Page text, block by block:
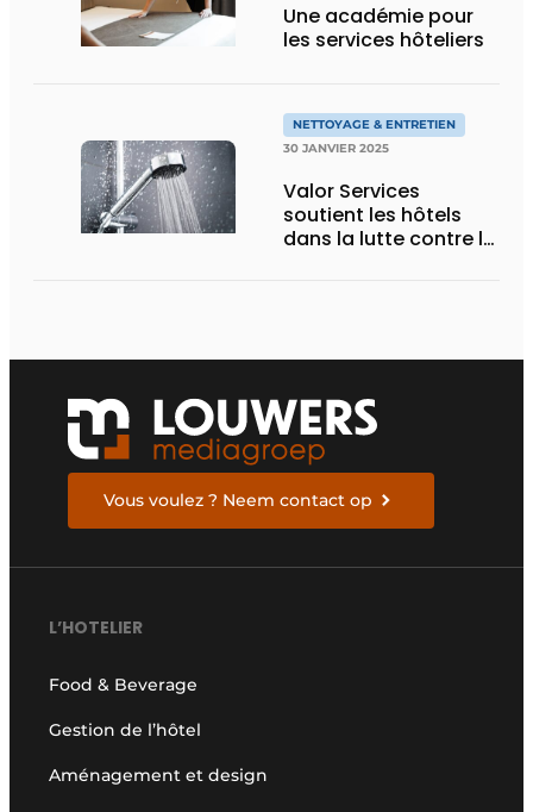
Une académie pour
les services hôteliers
NETTOYAGE & ENTRETIEN
30 JANVIER 2025
Valor Services
soutient les hôtels
dans la lutte contre la
Vous voulez ? Neem contact op
L’HOTELIER
Food & Beverage
Gestion de l’hôtel
Aménagement et design